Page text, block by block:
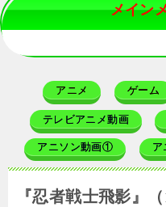
メイン
アニメ ゲーム
テレビアニメ動画
アニソン動画①
『忍者戦士飛影』